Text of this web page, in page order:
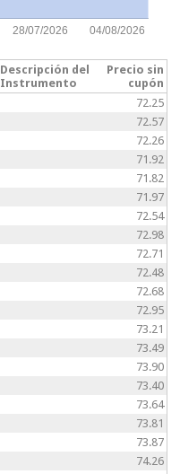
28/07/2026 04/08/2026
Descripción del
Instrumento
Precio sin
cupón
72.25
72.57
72.26
71.92
71.82
71.97
72.54
72.98
72.71
72.48
72.68
72.95
73.21
73.49
73.90
73.40
73.64
73.81
73.87
74.26